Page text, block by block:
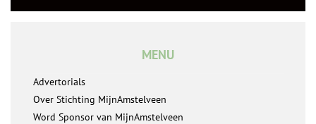
MENU
Advertorials
Over Stichting MijnAmstelveen
Word Sponsor van MijnAmstelveen